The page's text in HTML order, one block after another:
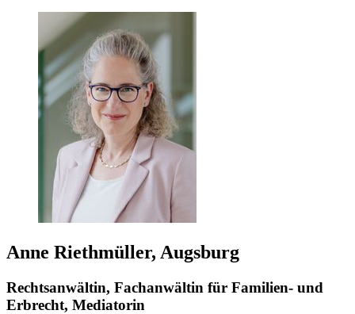
Anne Riethmüller, Augsburg
Rechtsanwältin, Fachanwältin für Familien- und
Erbrecht, Mediatorin